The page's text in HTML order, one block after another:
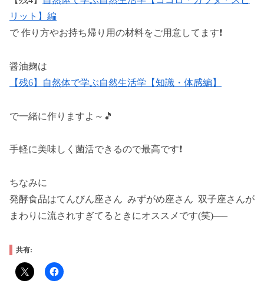
リット】編
で 作り方やお持ち帰り用の材料をご用意してます❗
醤油麹は
【残6】自然体で学ぶ自然生活学【知識・体感編】
で一緒に作りますよ～🎵
手軽に美味しく菌活できるので最高です❗
ちなみに
発酵食品はてんびん座さん みずがめ座さん 双子座さんが
まわりに流されすぎてるときにオススメです(笑)—–
共有: